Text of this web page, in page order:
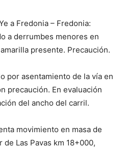
a Fredonia – Fredonia:
a derrumbes menores en
presente. Precaución.
por asentamiento de la vía en
precaución. En evaluación
del ancho del carril.
movimiento en masa de
Las Pavas km 18+000,